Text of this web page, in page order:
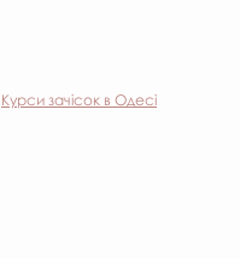
Курси зачісок в Одесі